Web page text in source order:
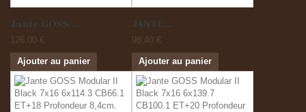
Jante GOSS...
126,00 €
Ajouter au panier
JANTE...
98,40 €
Ajouter au panier